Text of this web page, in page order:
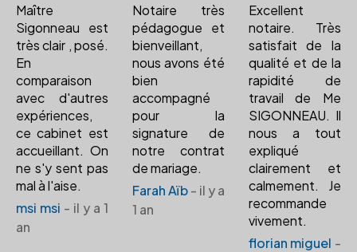
Maître
Sigonneau est
très clair , posé.
En
comparaison
avec d'autres
expériences,
ce cabinet est
accueillant. On
ne s'y sent pas
mal à l'aise.
msi msi - il y a 1
an
Notaire très
pédagogue et
bienveillant,
nous avons été
bien
accompagné
pour la
signature de
notre contrat
de mariage.
Farah Aïb- il y a
1 an
Excellent
notaire. Très
satisfait de la
qualité et de la
rapidité de
travail de Me
SIGONNEAU. Il
nous a tout
expliqué
clairement et
calmement. Je
recommande
vivement.
florian miguel -